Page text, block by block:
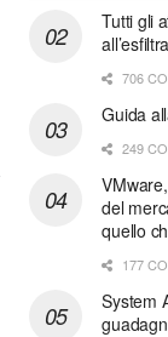
Tutti gli
706
Guida
249
del
quello
177
System